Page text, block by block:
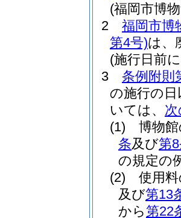
(福岡市博
2
福岡市博
第4号)は、
(施行日前
3
条例附則
の施行の
いては、
(1)
博物
条及び第
の規定の
(2)
使用
及び第13
から第22